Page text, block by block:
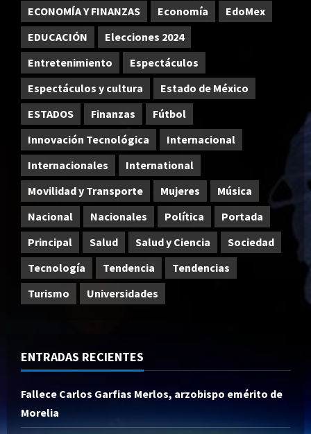
ECONOMÍA Y FINANZAS
Economía
EdoMex
EDUCACIÓN
Elecciones 2024
Entretenimiento
Espectáculos
Espectáculos y cultura
Estado de México
ESTADOS
Finanzas
Fútbol
Innovación Tecnológica
Internacional
Internacionales
International
Movilidad y Transporte
Mujeres
Música
Nacional
Nacionales Política
Portada
Principal
Salud Salud y Ciencia
Sociedad
Tecnología
Tendencia
Tendencias
Turismo
Universidades
ENTRADAS RECIENTES
Fallece Carlos Garfias Merlos, arzobispo emérito de
Morelia